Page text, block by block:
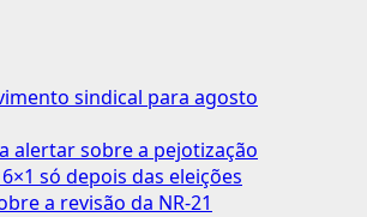
sindical para agosto
alertar sobre a pejotização
só depois das eleições
a revisão da NR-21